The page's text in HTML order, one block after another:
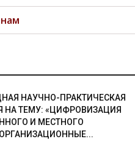
НАУЧНО-ПРАКТИЧЕСКАЯ
НА ТЕМУ: «ЦИФРОВИЗАЦИЯ
И МЕСТНОГО